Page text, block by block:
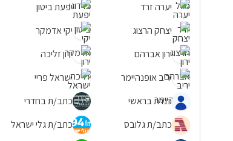
יערה זרד
יפעת ביטון
יצחק הרצוג
יקי אדמקר
ירון אברהם
ירון זליכה
יריב אופנהיימר
ישראל פריי
כנרת בראשי
כתב/ת בחדרי
כתב/ת גלובס
כתב/ת גלי ישראל